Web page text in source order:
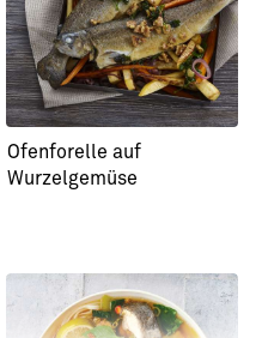
Ofenforelle auf
Wurzelgemüse